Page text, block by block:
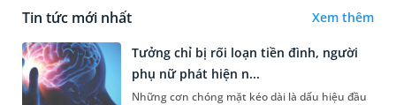
Tin tức mới nhất Xem thêm
Tưởng chỉ bị rối loạn tiền đình, người
phụ nữ phát hiện n...
Những cơn chóng mặt kéo dài là dấu hiệu đầu